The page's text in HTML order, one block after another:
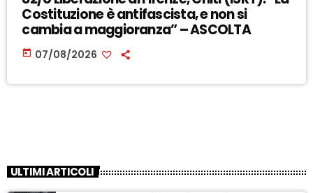
Costituzione è antifascista, e non si
cambia a maggioranza” – ASCOLTA
today 07/08/2026
ULTIMI ARTICOLI